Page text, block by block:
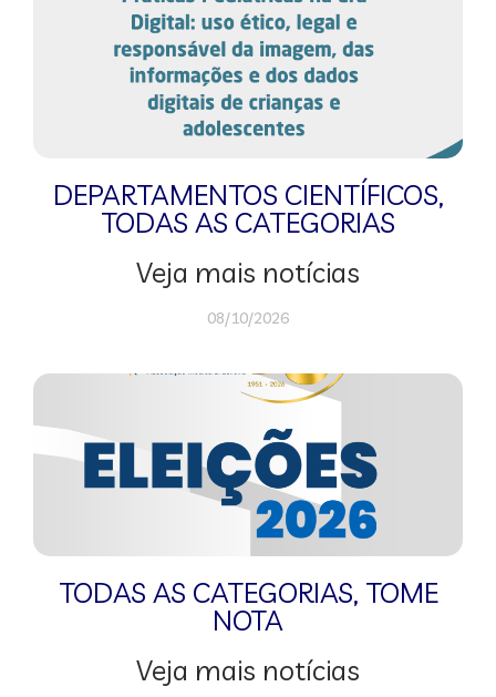
DEPARTAMENTOS CIENTÍFICOS,
TODAS AS CATEGORIAS
Veja mais notícias
08/10/2026
TODAS AS CATEGORIAS, TOME
NOTA
Veja mais notícias